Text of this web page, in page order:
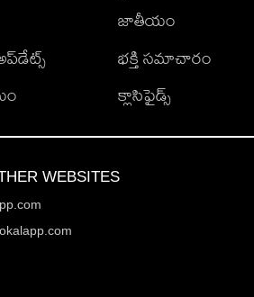
జాతీయం
భక్తి సమాచారం
క్లాసిఫైడ్స్
WEBSITES